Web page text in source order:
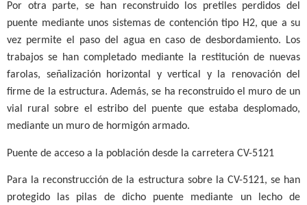
Por otra parte, se han reconstruido los pretiles perdidos del
puente mediante unos sistemas de contención tipo H2, que a su
vez permite el paso del agua en caso de desbordamiento. Los
trabajos se han completado mediante la restitución de nuevas
farolas, señalización horizontal y vertical y la renovación del
firme de la estructura. Además, se ha reconstruido el muro de un
vial rural sobre el estribo del puente que estaba desplomado,
mediante un muro de hormigón armado.
Puente de acceso a la población desde la carretera CV-5121
Para la reconstrucción de la estructura sobre la CV-5121, se han
protegido las pilas de dicho puente mediante un lecho de